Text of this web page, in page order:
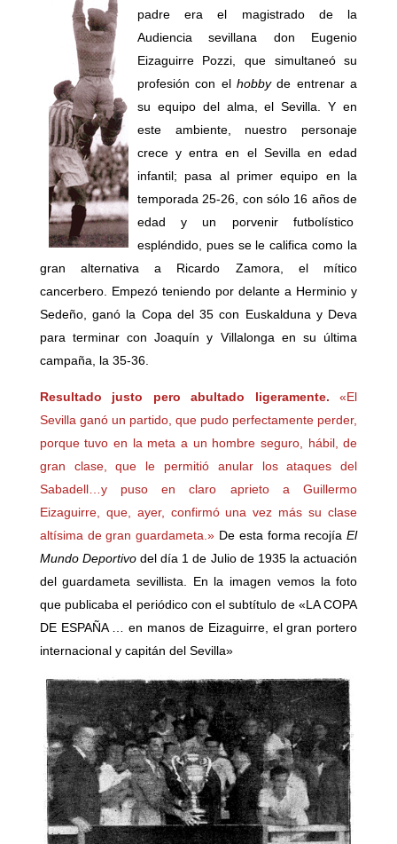
padre era el magistrado de la
Audiencia sevillana don Eugenio
Eizaguirre Pozzi, que simultaneó su
profesión con el hobbyde entrenar a
su equipo del alma, el Sevilla. Y en
este ambiente, nuestro personaje
crece y entra en el Sevilla en edad
infantil; pasa al primer equipo en la
temporada 25-26, con sólo 16 años de
edad y un porvenir futbolístico
espléndido, pues se le califica como la
gran alternativa a Ricardo Zamora, el mítico
cancerbero. Empezó teniendo por delante a Herminio y
Sedeño, ganó la Copa del 35 con Euskalduna y Deva
para terminar con Joaquín y Villalonga en su última
campaña, la 35-36.
Resultado justo pero abultado ligeramente.
«El
Sevilla ganó un partido, que pudo perfectamente perder,
porque tuvo en la meta a un hombre seguro, hábil, de
gran clase, que le permitió anular los ataques del
Sabadell…y puso en claro aprieto a Guillermo
Eizaguirre, que, ayer, confirmó una vez más su clase
altísima de gran guardameta.» De esta forma recojíaEl
Mundo Deportivodel día 1 de Julio de 1935 la actuación
del guardameta sevillista. En la imagen vemos la foto
que publicaba el periódico con el subtítulo de «LA COPA
DE ESPAÑA … en manos de Eizaguirre, el gran portero
internacional y capitán del Sevilla»